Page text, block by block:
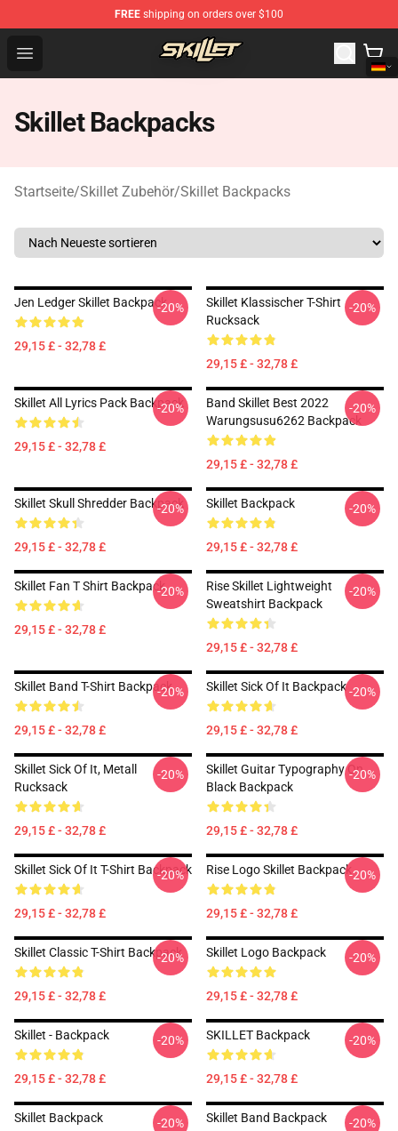
FREE shipping on orders over $100
Open menu
Skillet Shop - Official Skillet Merchandise Store
Skillet Backpacks
Startseite/Skillet Zubehör/Skillet Backpacks
Jen Ledger Skillet Backpack
29,15 £ - 32,78 £
-20%
Skillet Klassischer T-Shirt
Rucksack
29,15 £ - 32,78 £
-20%
Skillet All Lyrics Pack Backpack
29,15 £ - 32,78 £
-20%
Band Skillet Best 2022
Warungsusu6262 Backpack
29,15 £ - 32,78 £
-20%
Skillet Skull Shredder Backpack
29,15 £ - 32,78 £
-20% Skillet Backpack
29,15 £ - 32,78 £
-20%
Skillet Fan T Shirt Backpack
29,15 £ - 32,78 £
-20%
Rise Skillet Lightweight
Sweatshirt Backpack
29,15 £ - 32,78 £
-20%
Skillet Band T-Shirt Backpack
29,15 £ - 32,78 £
-20% Skillet Sick Of It Backpack
29,15 £ - 32,78 £
-20%
Skillet Sick Of It, Metall
Rucksack
29,15 £ - 32,78 £
-20%
Skillet Guitar Typography On
Black Backpack
29,15 £ - 32,78 £
-20%
Skillet Sick Of It T-Shirt Backpack
29,15 £ - 32,78 £
-20% Rise Logo Skillet Backpack
29,15 £ - 32,78 £
-20%
Skillet Classic T-Shirt Backpack
29,15 £ - 32,78 £
-20% Skillet Logo Backpack
29,15 £ - 32,78 £
-20%
Skillet - Backpack
29,15 £ - 32,78 £
-20% SKILLET Backpack
29,15 £ - 32,78 £
-20%
Skillet Backpack -20% Skillet Band Backpack -20%